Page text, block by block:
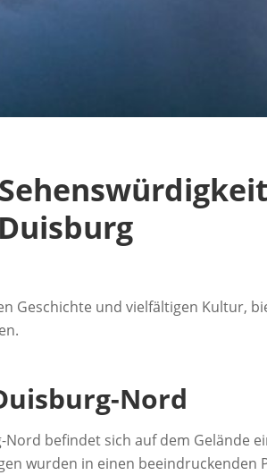
Geschichte und vielfältigen Kultur,
Nord
befindet sich auf dem Gelände
wurden in einen beeindruckenden